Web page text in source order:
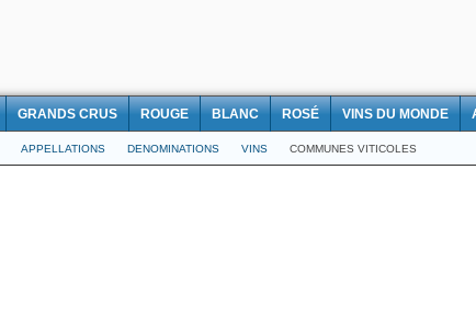
GRANDS CRUS ROUGE BLANC ROSÉ VINS DU MONDE
APPELLATIONS DENOMINATIONS VINS COMMUNES VITICOLES